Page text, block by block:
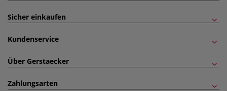
Sicher einkaufen
Kundenservice
Über Gerstaecker
Zahlungsarten